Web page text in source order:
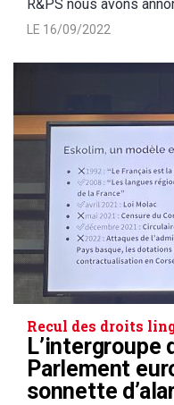
R&PS nous avons
LE 16/09/2022
Recul des droits
L’intergroupe
Parlement
sonnette